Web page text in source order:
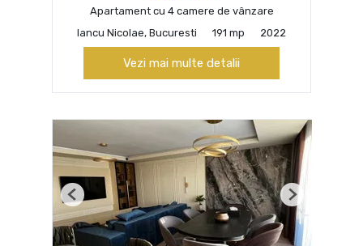
Apartament cu 4 camere de vânzare
Iancu Nicolae, Bucuresti
191 mp 2022
Vezi mai multe detalii
Previous Next